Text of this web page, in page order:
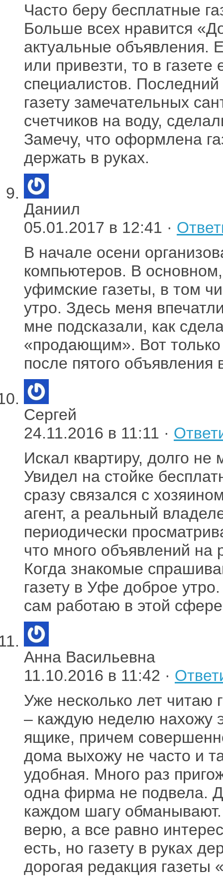
Часто беру бесплатные
Больше всех нравится
актуальные объявления.
или привезти, то в
специалистов.
газету замечательных
счетчиков на воду,
Замечу, что оформлена
держать в руках.
Даниил
05.01.2017 в 12:41 ·
В начале осени
компьютеров. В
уфимские газеты, в том
утро. Здесь меня
мне подсказали, как
«продающим». Вот только
после пятого объявления
Сергей
24.11.2016 в 11:11 ·
Искал квартиру, долго не
Увидел на стойке
сразу связался с
агент, а реальный
периодически
что много объявлений
Когда знакомые
газету в Уфе доброе
сам работаю в этой
Анна Васильевна
11.10.2016 в 11:42 ·
Уже несколько лет читаю
– каждую неделю нахожу
ящике, причем
дома выхожу не часто и
удобная. Много раз
одна фирма не подвела.
каждом шагу
верю, а все равно
есть, но газету в руках
дорогая редакция газеты